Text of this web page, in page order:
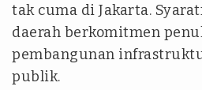
tak cuma di Jakarta.
daerah berkomitmen
pembangunan
publik.